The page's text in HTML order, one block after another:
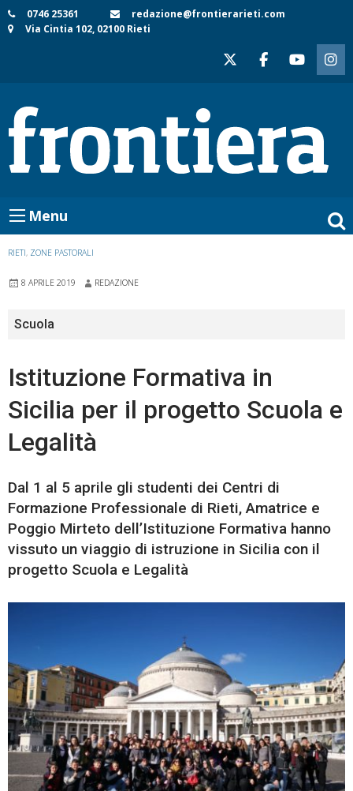
Skip
to
0746 25361
redazione@frontierarieti.com
Via Cintia 102, 02100 Rieti
Menu
RIETI, ZONE PASTORALI
8 APRILE 2019 REDAZIONE
Scuola
Istituzione Formativa in
Sicilia per il progetto Scuola e
Legalità
Dal 1 al 5 aprile gli studenti dei Centri di
Formazione Professionale di Rieti, Amatrice e
Poggio Mirteto dell’Istituzione Formativa hanno
vissuto un viaggio di istruzione in Sicilia con il
progetto Scuola e Legalità